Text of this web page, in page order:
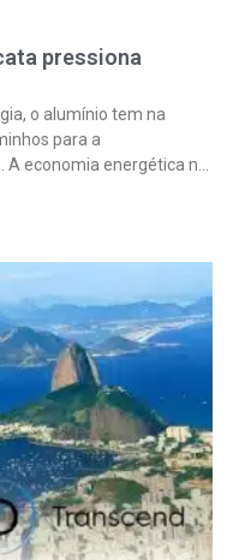
pressiona
o alumínio tem na
para a
economia energética na
mais limpo, no entanto,
ao interesse chinês